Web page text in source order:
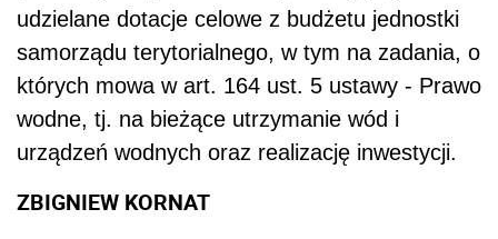
udzielane dotacje celowe z budżetu jednostki
samorządu terytorialnego, w tym na zadania, o
których mowa w art. 164 ust. 5 ustawy - Prawo
wodne, tj. na bieżące utrzymanie wód i
urządzeń wodnych oraz realizację inwestycji.
ZBIGNIEW KORNAT